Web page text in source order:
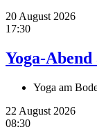
20 August 2026
17:30
Yoga-Abend
Yoga am
22 August 2026
08:30